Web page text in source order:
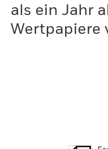
als ein Jahr
Wertpapiere